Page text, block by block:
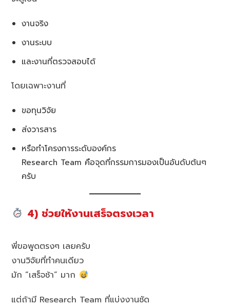
งานจริง
งานระบบ
และงานที่ตรวจสอบได้
โดยเฉพาะงานที่
ขอทุนวิจัย
ส่งวารสาร
หรือทำโครงการระดับองค์กร
Research Team คือจุดที่กรรมการมองเป็นอันดับต้นๆ
ครับ
4) ช่วยให้งานเสร็จตรงเวลา
พี่ขอพูดตรงๆ เลยครับ
งานวิจัยที่ทำคนเดียว
มัก “เสร็จช้า” มาก
แต่ถ้ามี Research Team ที่แบ่งงานชัด